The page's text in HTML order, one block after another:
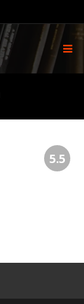
5.5